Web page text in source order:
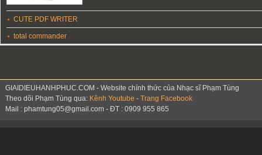
CUTE PDF WRITER
total commander
GIAIDIEUHANHPHUC.COM - Website chính thức của Nhạc sĩ Phạm Tùng
Theo dõi Phạm Tùng qua: Kênh Youtube - Trang Facebook
Mail : phamtung05@gmail.com - ĐT : 0909 955 865